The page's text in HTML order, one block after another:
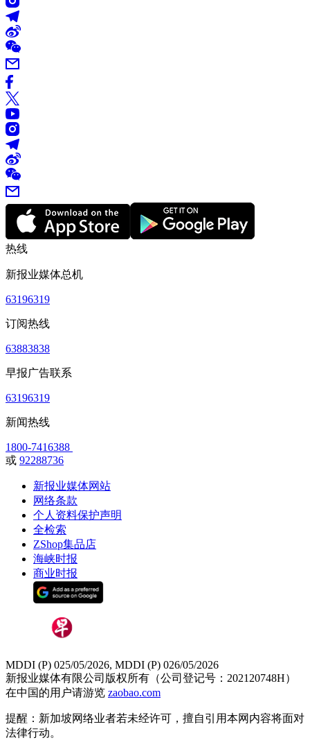
热线
新报业媒体总机
63196319
订阅热线
63883838
早报广告联系
63196319
新闻热线
1800-7416388
或 92288736
新报业媒体网站
网络条款
个人资料保护声明
全检索
ZShop集品店
海峡时报
商业时报
MDDI (P) 025/05/2026, MDDI (P) 026/05/2026
新报业媒体有限公司版权所有（公司登记号：202120748H）
在中国的用户请游览 zaobao.com
提醒：新加坡网络业者若未经许可，擅自引用本网内容将面对
法律行动。